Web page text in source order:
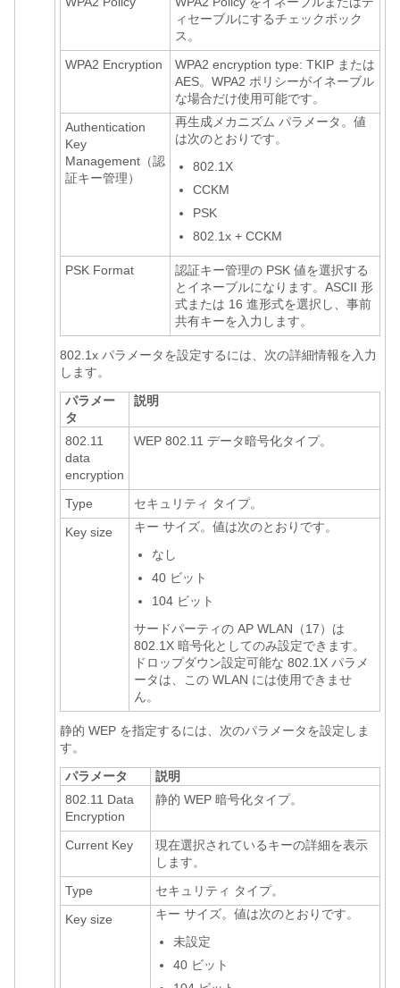
ィセーブルにするチェックボック
ス。
WPA2 Encryption
WPA2 encryption type: TKIP または
AES。WPA2 ポリシーがイネーブル
な場合だけ使用可能です。
Authentication
Key
Management（認
証キー管理）
再生成メカニズム パラメータ。値
は次のとおりです。
802.1X
CCKM
PSK
802.1x + CCKM
PSK Format 認証キー管理の PSK 値を選択する
とイネーブルになります。ASCII 形
式または 16 進形式を選択し、事前
共有キーを入力します。
802.1x パラメータを設定するには、次の詳細情報を入力
します。
パラメー
タ
説明
802.11
data
encryption
WEP 802.11 データ暗号化タイプ。
Type
セキュリティ タイプ。
Key size
キー サイズ。値は次のとおりです。
なし
40 ビット
104 ビット
サードパーティの AP WLAN（17）は
802.1X 暗号化としてのみ設定できます。
ドロップダウン設定可能な 802.1X パラメ
ータは、この WLAN には使用できませ
ん。
静的 WEP を指定するには、次のパラメータを設定しま
す。
パラメータ
説明
802.11 Data
Encryption
静的 WEP 暗号化タイプ。
Current Key
現在選択されているキーの詳細を表示
します。
Type
セキュリティ タイプ。
Key size
キー サイズ。値は次のとおりです。
未設定
40 ビット